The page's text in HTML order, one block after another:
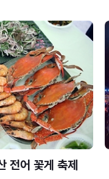
전어 꽃게 축제